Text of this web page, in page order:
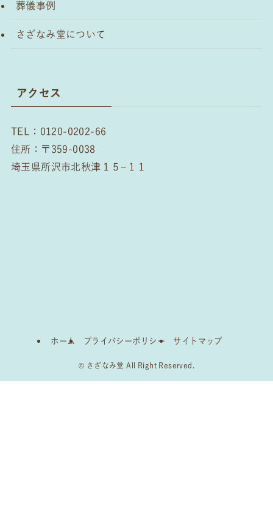
葬儀事例
さざなみ堂について
アクセス
TEL：0120-0202-66
住所：〒359-0038
埼玉県所沢市北秋津１５−１１
ホーム プライバシーポリシー サイトマップ
© さざなみ堂 All Right Reserved.